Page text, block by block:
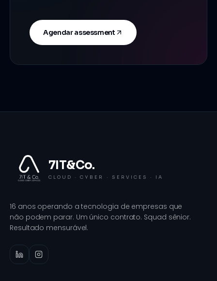
Agendar assessment
7IT&Co.
CLOUD · CYBER · SERVICES · IA
16 anos operando a tecnologia de empresas que
não podem parar. Um único contrato. Squad sênior.
Resultado mensurável.